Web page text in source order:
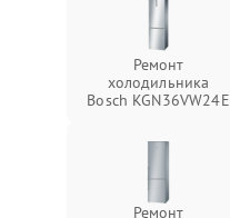
Ремонт
холодильника
Bosch KGN36VW24E
Ремонт